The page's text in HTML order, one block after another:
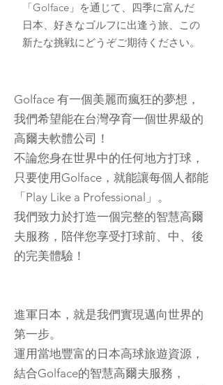
「Golface」を通じて、四季に富んだ
日本、好きなゴルフに出逢う旅、この
新たな挑戦にどうぞご期待ください。
Golface 有一個美麗而瘋狂的夢想，
我們希望能在台灣孕育一個世界級的
高爾夫軟體公司！
不論您身在世界中的任何地方打球，
只要使用Golface，就能讓每個人都能
「Play Like a Professional」。
我們致力於打造一個完整的智慧高爾
夫服務，陪伴您享受打球前、中、後
的完美體驗！
進軍日本，就是我們實現邁向世界的
第一步。
運用當地豐富的日本高球旅遊資源，
結合Golface的智慧高爾夫服務，